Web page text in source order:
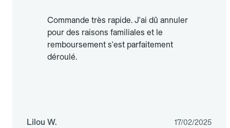
Commande très rapide. J'ai dû annuler
pour des raisons familiales et le
remboursement s'est parfaitement
déroulé.
Lilou W. 17/02/2025